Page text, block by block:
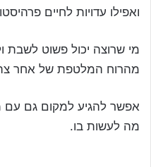
ואפילו עדויות לחיים
מי שרוצה יכול פשוט לשבת
מהרוח המלטפת של אחר
אפשר להגיע למקום גם עם
מה לעשות בו.